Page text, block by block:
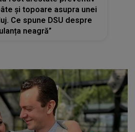
și topoare asupra unei
Ce spune DSU despre
neagră”